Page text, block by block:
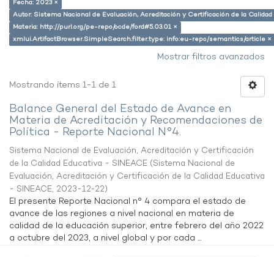
Fecha: 2023 ×
Autor: Sistema Nacional de Evaluación, Acreditación y Certificación de la
Materia: http://purl.org/pe-repo/ocde/ford#5.03.01 ×
xmlui.ArtifactBrowser.SimpleSearch.filter.type: info:eu-repo/semantics/article ×
Mostrar filtros avanzados
Mostrando ítems 1-1 de 1
Balance General del Estado de Avance en
Materia de Acreditación y Recomendaciones de
Política - Reporte Nacional N°4.
Sistema Nacional de Evaluación, Acreditación y Certificación
de la Calidad Educativa - SINEACE (Sistema Nacional de
Evaluación, Acreditación y Certificación de la Calidad Educativa
- SINEACE, 2023-12-22)
El presente Reporte Nacional n° 4 compara el estado de
avance de las regiones a nivel nacional en materia de
calidad de la educación superior, entre febrero del año 2022
a octubre del 2023, a nivel global y por cada ...